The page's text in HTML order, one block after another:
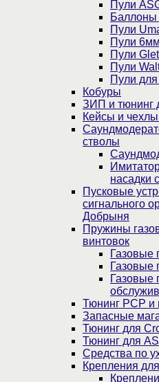
Пули
Баллоны
Пули
Пули
Пули
Пули
Пули
Кобуры
ЗИП и тюнинг
Кейсы и
стволы
насадки
Пусковые
сигнального
Добрыня
Пружины
винтовок
Газовые
Газовые
Тюнинг PCP и
Запасные
Тюнинг для
Тюнинг для
Средства по
Крепления